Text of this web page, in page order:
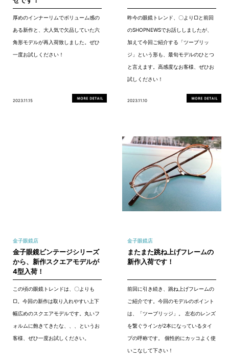
厚めのインナーリムでボリューム感の
ある新作と、大人気で欠品していた六
角形モデルが再入荷致しました。ぜひ
一度お試しください！
2023.11.15
昨今の眼鏡トレンド、〇より▢と前回
のSHOPNEWSでお話ししましたが、
加えて今回ご紹介する「ツーブリッ
ジ」という形も、最旬モデルのひとつ
と言えます。高感度なお客様、ぜひお
試しください！
2023.11.10
金子眼鏡店
金子眼鏡ビンテージシリーズ
から、新作スクエアモデルが
4型入荷！
この頃の眼鏡トレンドは、〇よりも
▢。今回の新作は取り入れやすい上下
幅広めのスクエアモデルです。丸いフ
ォルムに飽きてきたな、、、というお
客様、ぜひ一度お試しください。
金子眼鏡店
またまた跳ね上げフレームの
新作入荷です！
前回に引き続き、跳ね上げフレームの
ご紹介です。今回のモデルのポイント
は、「ツーブリッジ」。 左右のレンズ
を繋ぐラインが2本になっているタイ
プの呼称です。 個性的にカッコよく使
いこなして下さい！